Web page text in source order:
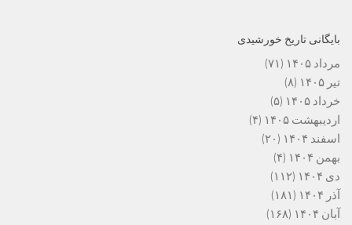
بایگانی تاریخ خورشیدی
مرداد ۱۴۰۵
(۷۱)
تیر ۱۴۰۵
(۸)
خرداد ۱۴۰۵
(۵)
اردیبهشت ۱۴۰۵
(۴)
اسفند ۱۴۰۴
(۲۰)
بهمن ۱۴۰۴
(۴)
دی ۱۴۰۴
(۱۱۲)
آذر ۱۴۰۴
(۱۸۱)
آبان ۱۴۰۴
(۱۶۸)